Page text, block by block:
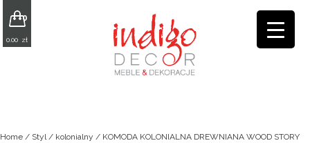
0
0.00 zł
Home / Styl/ kolonialny / KOMODA KOLONIALNA DREWNIANA WOOD STORY